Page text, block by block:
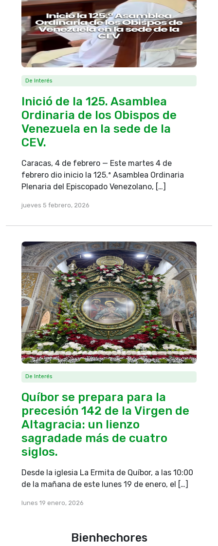
De Interés
Inició de la 125. Asamblea
Ordinaria de los Obispos de
Venezuela en la sede de la
CEV.
Caracas, 4 de febrero — Este martes 4 de
febrero dio inicio la 125.ª Asamblea Ordinaria
Plenaria del Episcopado Venezolano, […]
jueves 5 febrero, 2026
De Interés
Quíbor se prepara para la
precesión 142 de la Virgen de
Altagracia: un lienzo
sagradade más de cuatro
siglos.
Desde la iglesia La Ermita de Quíbor, a las 10:00
de la mañana de este lunes 19 de enero, el […]
lunes 19 enero, 2026
Bienhechores